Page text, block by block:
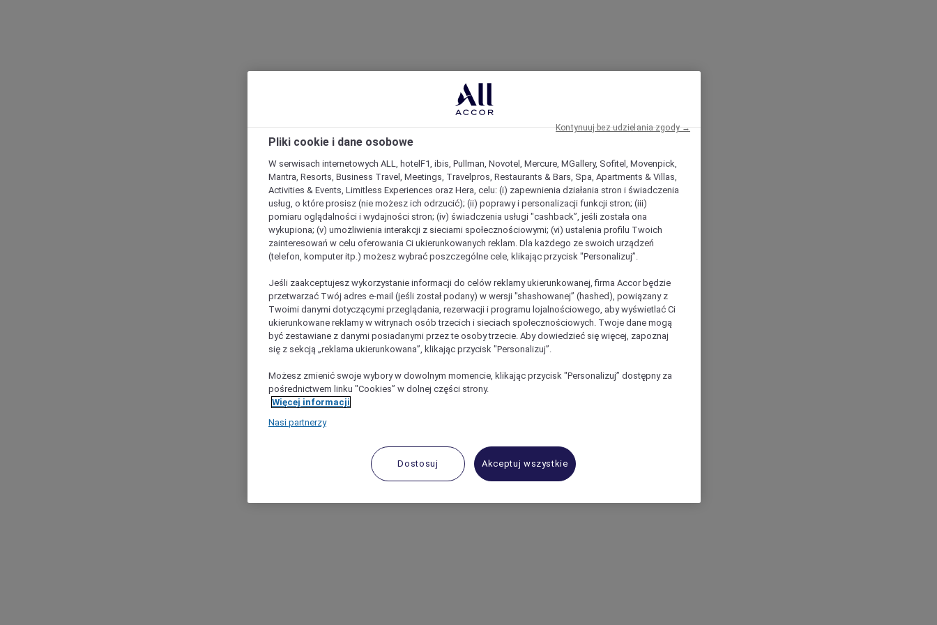
Pliki cookie i dane osobowe
W serwisach internetowych ALL, hotelF1, ibis, Pullman, Novotel, Mercure, MGallery, Sofitel, Movenpick,
Mantra, Resorts, Business Travel, Meetings, Travelpros, Restaurants & Bars, Spa, Apartments & Villas,
Activities & Events, Limitless Experiences oraz Hera, celu: (i) zapewnienia działania stron i świadczenia
usług, o które prosisz (nie możesz ich odrzucić); (ii) poprawy i personalizacji funkcji stron; (iii)
pomiaru oglądalności i wydajności stron; (iv) świadczenia usługi "cashback”, jeśli została ona
wykupiona; (v) umożliwienia interakcji z sieciami społecznościowymi; (vi) ustalenia profilu Twoich
zainteresowań w celu oferowania Ci ukierunkowanych reklam. Dla każdego ze swoich urządzeń
(telefon, komputer itp.) możesz wybrać poszczególne cele, klikając przycisk "Personalizuj”.
Jeśli zaakceptujesz wykorzystanie informacji do celów reklamy ukierunkowanej, firma Accor będzie
przetwarzać Twój adres e-mail (jeśli został podany) w wersji "shashowanej” (hashed), powiązany z
Twoimi danymi dotyczącymi przeglądania, rezerwacji i programu lojalnościowego, aby wyświetlać Ci
ukierunkowane reklamy w witrynach osób trzecich i sieciach społecznościowych. Twoje dane mogą
być zestawiane z danymi posiadanymi przez te osoby trzecie. Aby dowiedzieć się więcej, zapoznaj
się z sekcją „reklama ukierunkowana”, klikając przycisk "Personalizuj”.
Możesz zmienić swoje wybory w dowolnym momencie, klikając przycisk "Personalizuj” dostępny za
pośrednictwem linku "Cookies” w dolnej części strony.
Więcej informacji
Nasi partnerzy
Dostosuj Akceptuj wszystkie
Kontynuuj bez udzielania zgody →